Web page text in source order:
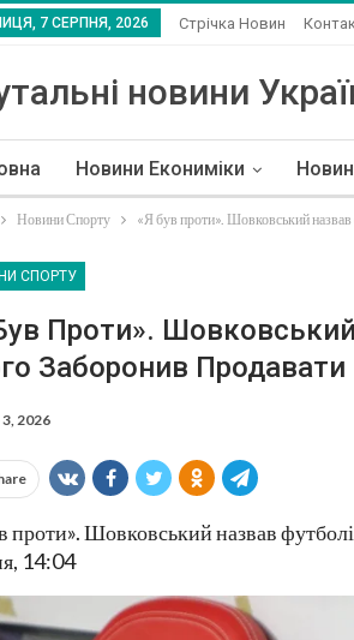
7 СЕРПНЯ, 2026 Стрічка Новин
новини
Новини Екониміки
Новини Спорту «Я був проти». Шовковський
СПОРТУ
Проти».
Заборонив
2026
проти». Шовковський назвав
14:04